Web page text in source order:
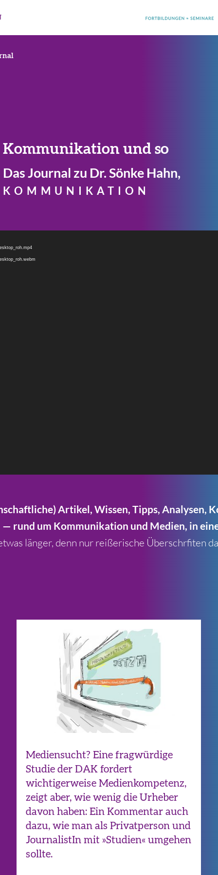
Kommunikation und so
Das Journal zu Dr. Sönke Hahn,
KOMMUNIKATION
Arti­kel, Wis­sen, Tipps, Ana­ly­sen,
— rund um Kom­mu­ni­ka­tion und Medien, in
län­ger, denn nur rei­ße­ri­sche Über­schrfi­ten
Mediensucht? Eine fragwürdige
Studie der DAK fordert
wichtigerweise Medienkompetenz,
zeigt aber, wie wenig die Urheber
davon haben: Ein Kommentar auch
dazu, wie man als Privatperson und
JournalistIn mit »Studien« umgehen
sollte.